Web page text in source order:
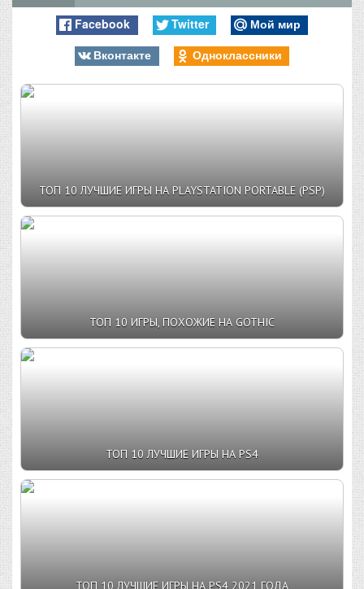
Facebook Twitter
Мой мир
Вконтакте
Одноклассники
ТОП 10 ЛУЧШИЕ ИГРЫ НА PLAYSTATION PORTABLE (PSP)
ТОП 10 ИГРЫ, ПОХОЖИЕ НА GOTHIC
ТОП 10 ЛУЧШИЕ ИГРЫ НА PS4
ТОП 10 ЛУЧШИЕ ИГРЫ НА PS4 2021 ГОДА